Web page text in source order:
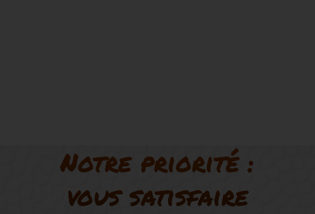
Notre priorité :
vous satisfaire